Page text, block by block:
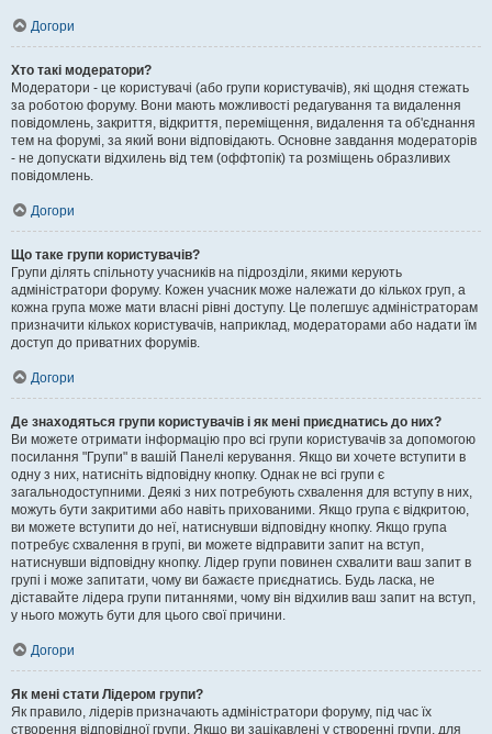
Догори
Хто такі модератори?
Модератори - це користувачі (або групи користувачів), які щодня стежать
за роботою форуму. Вони мають можливості редагування та видалення
повідомлень, закриття, відкриття, переміщення, видалення та об'єднання
тем на форумі, за який вони відповідають. Основне завдання модераторів
- не допускати відхилень від тем (оффтопік) та розміщень образливих
повідомлень.
Догори
Що таке групи користувачів?
Групи ділять спільноту учасників на підрозділи, якими керують
адміністратори форуму. Кожен учасник може належати до кількох груп, а
кожна група може мати власні рівні доступу. Це полегшує адміністраторам
призначити кількох користувачів, наприклад, модераторами або надати їм
доступ до приватних форумів.
Догори
Де знаходяться групи користувачів і як мені приєднатись до них?
Ви можете отримати інформацію про всі групи користувачів за допомогою
посилання "Групи" в вашій Панелі керування. Якщо ви хочете вступити в
одну з них, натисніть відповідну кнопку. Однак не всі групи є
загальнодоступними. Деякі з них потребують схвалення для вступу в них,
можуть бути закритими або навіть прихованими. Якщо група є відкритою,
ви можете вступити до неї, натиснувши відповідну кнопку. Якщо група
потребує схвалення в групі, ви можете відправити запит на вступ,
натиснувши відповідну кнопку. Лідер групи повинен схвалити ваш запит в
групі і може запитати, чому ви бажаєте приєднатись. Будь ласка, не
діставайте лідера групи питаннями, чому він відхилив ваш запит на вступ,
у нього можуть бути для цього свої причини.
Догори
Як мені стати Лідером групи?
Як правило, лідерів призначають адміністратори форуму, під час їх
створення відповідної групи. Якщо ви зацікавлені у створенні групи, для